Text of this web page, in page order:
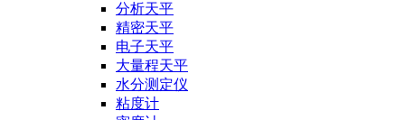
分析天平
精密天平
电子天平
大量程天平
水分测定仪
粘度计